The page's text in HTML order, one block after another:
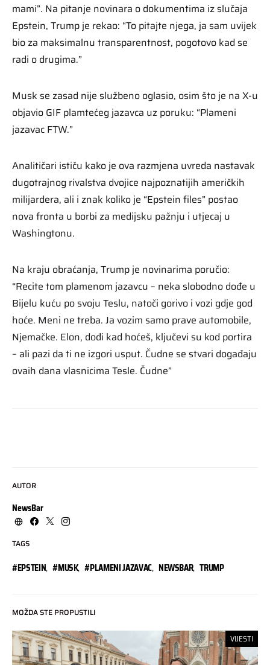
AUTOR
NewsBar
TAGS
#EPSTEIN, #MUSK, #PLAMENI JAZAVAC, NEWSBAR, TRUMP
mami”. Na pitanje novinara o dokumentima iz slučaja
Epstein, Trump je rekao: “To pitajte njega, ja sam uvijek
bio za maksimalnu transparentnost, pogotovo kad se
radi o drugima.”
Musk se zasad nije službeno oglasio, osim što je na X-u
objavio GIF plamtećeg jazavca uz poruku: “Plameni
jazavac FTW.”
Analitičari ističu kako je ova razmjena uvreda nastavak
dugotrajnog rivalstva dvojice najpoznatijih američkih
milijardera, ali i znak koliko je “Epstein files” postao
nova fronta u borbi za medijsku pažnju i utjecaj u
Washingtonu.
Na kraju obraćanja, Trump je novinarima poručio:
“Recite tom plamenom jazavcu – neka slobodno dođe u
Bijelu kuću po svoju Teslu, natoči gorivo i vozi gdje god
hoće. Meni ne treba. Ja vozim samo prave automobile,
Njemačke. Elon, dođi kad hoćeš, ključevi su kod portira
– ali pazi da ti ne izgori usput. Čudne se stvari događaju
ovaih dana vlasnicima Tesle. Čudne”
MOŽDA STE PROPUSTILI
VIJESTI